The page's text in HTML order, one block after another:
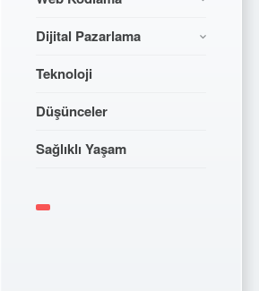
Dijital Pazarlama
Teknoloji
Düşünceler
Sağlıklı Yaşam